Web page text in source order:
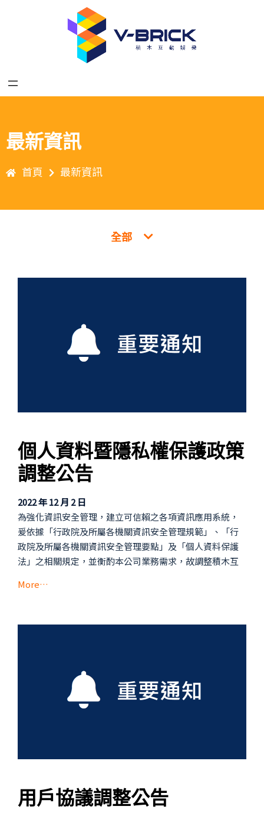
最新資訊
首頁 最新資訊
全部
個人資料暨隱私權保護政策
調整公告
2022 年 12 月 2 日
為強化資訊安全管理，建立可信賴之各項資訊應用系統，
爰依據「行政院及所屬各機關資訊安全管理規範」、「行
政院及所屬各機關資訊安全管理要點」及「個人資料保護
法」之相關規定，並衡酌本公司業務需求，故調整積木互
More…
用戶協議調整公告